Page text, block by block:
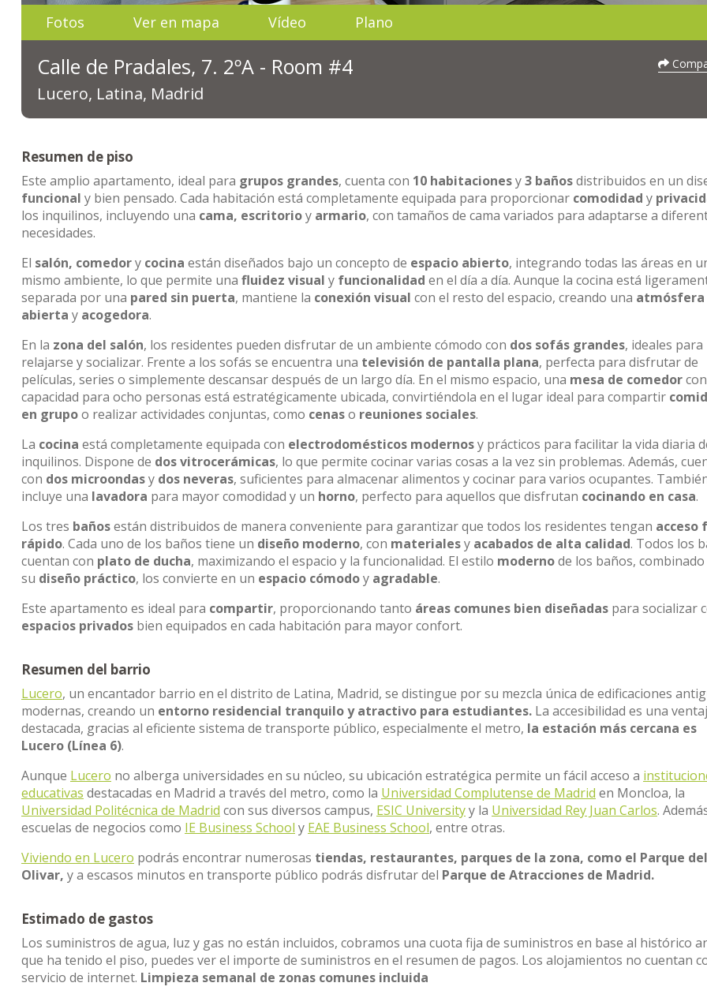
Fotos Ver en mapa Vídeo Plano
Calle de Pradales, 7. 2ºA - Room #4
Lucero, Latina, Madrid
Resumen de piso
Este amplio apartamento, ideal para grupos grandes, cuenta con 10 habitacionesy3 bañosdistribuidos en un
funcional y bien pensado. Cada habitación está completamente equipada para proporcionar comodidad y
los inquilinos, incluyendo una cama, escritorioy armario, con tamaños de cama variados para adaptarse a
necesidades.
El salón, comedory cocina están diseñados bajo un concepto de espacio abierto, integrando todas las áreas en
mismo ambiente, lo que permite una fluidez visual y funcionalidad en el día a día. Aunque la cocina está
separada por una pared sin puerta, mantiene la conexión visual con el resto del espacio, creando una atmósfera
abierta y acogedora.
En la zona del salón, los residentes pueden disfrutar de un ambiente cómodo con dos sofás grandes, ideales para
relajarse y socializar. Frente a los sofás se encuentra una televisión de pantalla plana, perfecta para disfrutar de
películas, series o simplemente descansar después de un largo día. En el mismo espacio, una mesa de comedorcon
capacidad para ocho personas está estratégicamente ubicada, convirtiéndola en el lugar ideal para compartir
en grupoo realizar actividades conjuntas, como cenaso reuniones sociales.
La cocina está completamente equipada con electrodomésticos modernosy prácticos para facilitar la vida diaria
inquilinos. Dispone de dos vitrocerámicas, lo que permite cocinar varias cosas a la vez sin problemas. Además,
con dos microondasy dos neveras, suficientes para almacenar alimentos y cocinar para varios ocupantes.
incluye una lavadora para mayor comodidad y un horno, perfecto para aquellos que disfrutan cocinando en casa.
Los tres bañosestán distribuidos de manera conveniente para garantizar que todos los residentes tengan acceso
rápido. Cada uno de los baños tiene un diseño moderno, con materialesy acabados de alta calidad. Todos los
cuentan con plato de ducha, maximizando el espacio y la funcionalidad. El estilo modernode los baños, combinado
su diseño práctico, los convierte en un espacio cómodoy agradable.
Este apartamento es ideal para compartir, proporcionando tanto áreas comunes bien diseñadas para socializar
espacios privados bien equipados en cada habitación para mayor confort.
Resumen del barrio
Lucero, un encantador barrio en el distrito de Latina, Madrid, se distingue por su mezcla única de edificaciones
modernas, creando un entorno residencial tranquilo y atractivo para estudiantes. La accesibilidad es una
destacada, gracias al eficiente sistema de transporte público, especialmente el metro, la estación más cercana es
Lucero (Línea 6).
Aunque Lucero no alberga universidades en su núcleo, su ubicación estratégica permite un fácil acceso a
educativas destacadas en Madrid a través del metro, como la Universidad Complutense de Madrid en Moncloa, la
Universidad Politécnica de Madrid con sus diversos campus, ESIC Universityy la Universidad Rey Juan Carlos.
escuelas de negocios como IE Business School y EAE Business School, entre otras.
Viviendo en Lucero podrás encontrar numerosas tiendas, restaurantes, parques de la zona, como el Parque del
Olivar, y a escasos minutos en transporte público podrás disfrutar del Parque de Atracciones de Madrid.
Estimado de gastos
Los suministros de agua, luz y gas no están incluidos, cobramos una cuota fija de suministros en base al histórico
que ha tenido el piso, puedes ver el importe de suministros en el resumen de pagos. Los alojamientos no cuentan
servicio de internet. Limpieza semanal de zonas comunes incluida